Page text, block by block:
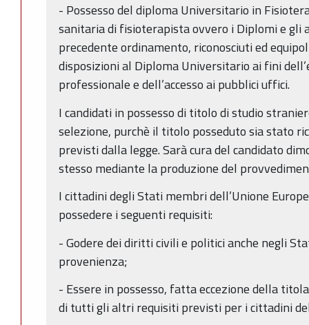
- Possesso del diploma Universitario in
sanitaria di fisioterapista ovvero i Diplomi e gli
precedente ordinamento, riconosciuti ed
disposizioni al Diploma Universitario ai fini
professionale e dell’accesso ai pubblici uffici.
I candidati in possesso di titolo di studio
selezione, purchè il titolo posseduto sia stato
previsti dalla legge. Sarà cura del candidato
stesso mediante la produzione del
I cittadini degli Stati membri dell’Unione
possedere i seguenti requisiti:
- Godere dei diritti civili e politici anche negli
provenienza;
- Essere in possesso, fatta eccezione della
di tutti gli altri requisiti previsti per i cittadini